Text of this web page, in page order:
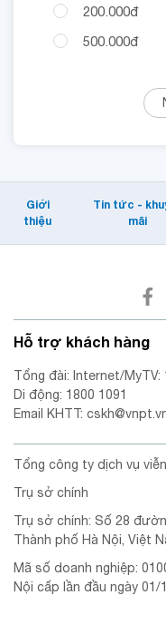
200.000đ
500.000đ
Giới
thiệu
Tin tức -
mãi
Hỗ trợ khách hàng
Tổng đài: Internet/MyTV:
Di động: 1800 1091
Email KHTT:
Tổng công ty dịch vụ
Trụ sở chính
Trụ sở chính: Số 28
Thành phố Hà Nội, Việt
Mã số doanh nghiệp:
Nội cấp lần đầu ngày 01/